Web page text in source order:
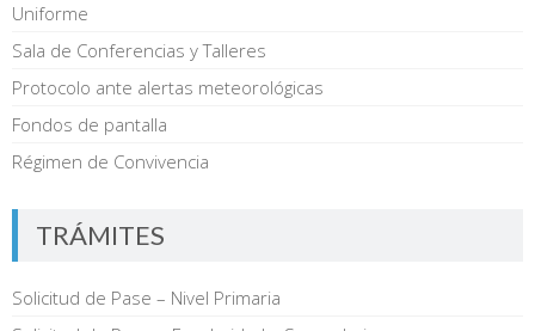
Uniforme
Sala de Conferencias y Talleres
Protocolo ante alertas meteorológicas
Fondos de pantalla
Régimen de Convivencia
TRÁMITES
Solicitud de Pase – Nivel Primaria